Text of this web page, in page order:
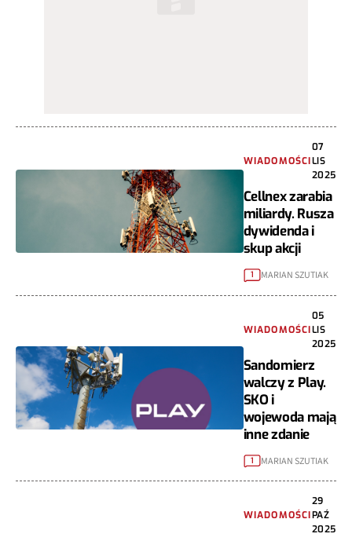
WIADOMOŚCI
07
LIS
2025
Cellnex zarabia
miliardy. Rusza
dywidenda i
skup akcji
1 MARIAN SZUTIAK
WIADOMOŚCI
05
LIS
2025
Sandomierz
walczy z Play.
SKO i
wojewoda mają
inne zdanie
1 MARIAN SZUTIAK
WIADOMOŚCI
29
PAŹ
2025